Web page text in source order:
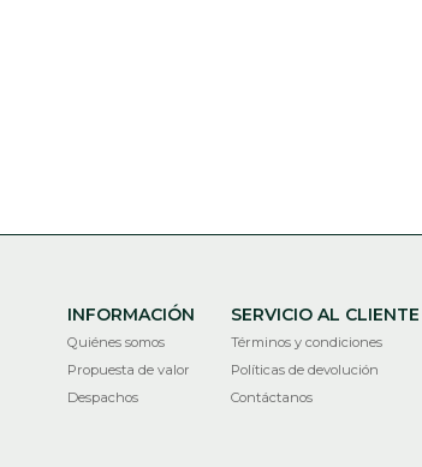
INFORMACIÓN
Quiénes somos
Propuesta de valor
Despachos
SERVICIO AL CLIENTE
Términos y condiciones
Políticas de devolución
Contáctanos